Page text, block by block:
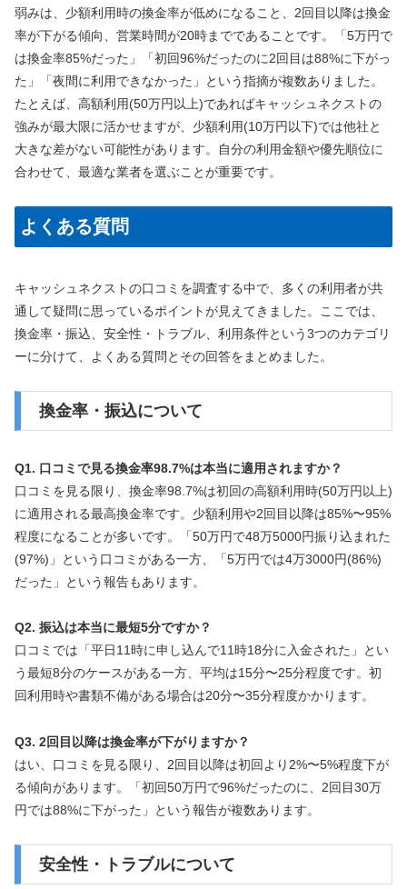
弱みは、少額利用時の換金率が低めになること、2回目以降は換金
率が下がる傾向、営業時間が20時までであることです。「5万円で
は換金率85%だった」「初回96%だったのに2回目は88%に下がっ
た」「夜間に利用できなかった」という指摘が複数ありました。
たとえば、高額利用(50万円以上)であればキャッシュネクストの
強みが最大限に活かせますが、少額利用(10万円以下)では他社と
大きな差がない可能性があります。自分の利用金額や優先順位に
合わせて、最適な業者を選ぶことが重要です。
よくある質問
キャッシュネクストの口コミを調査する中で、多くの利用者が共
通して疑問に思っているポイントが見えてきました。ここでは、
換金率・振込、安全性・トラブル、利用条件という3つのカテゴリ
ーに分けて、よくある質問とその回答をまとめました。
換金率・振込について
Q1. 口コミで見る換金率98.7%は本当に適用されますか？
口コミを見る限り、換金率98.7%は初回の高額利用時(50万円以上)
に適用される最高換金率です。少額利用や2回目以降は85%〜95%
程度になることが多いです。「50万円で48万5000円振り込まれた
(97%)」という口コミがある一方、「5万円では4万3000円(86%)
だった」という報告もあります。
Q2. 振込は本当に最短5分ですか？
口コミでは「平日11時に申し込んで11時18分に入金された」とい
う最短8分のケースがある一方、平均は15分〜25分程度です。初
回利用時や書類不備がある場合は20分〜35分程度かかります。
Q3. 2回目以降は換金率が下がりますか？
はい、口コミを見る限り、2回目以降は初回より2%〜5%程度下が
る傾向があります。「初回50万円で96%だったのに、2回目30万
円では88%に下がった」という報告が複数あります。
安全性・トラブルについて